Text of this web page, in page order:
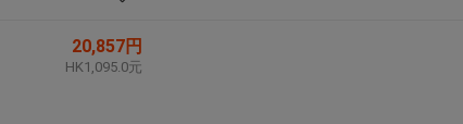
20,857円
HK1,095.0元